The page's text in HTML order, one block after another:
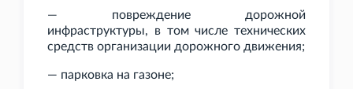
— повреждение дорожной
инфраструктуры, в том числе технических
средств организации дорожного движения;
— парковка на газоне;